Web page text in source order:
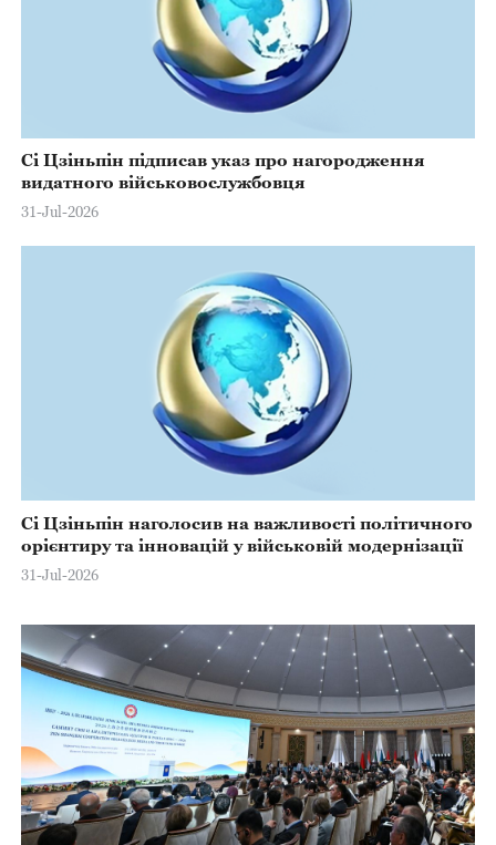
Сі Цзіньпін підписав указ про нагородження
видатного військовослужбовця
31-Jul-2026
Сі Цзіньпін наголосив на важливості політичного
орієнтиру та інновацій у військовій модернізації
31-Jul-2026